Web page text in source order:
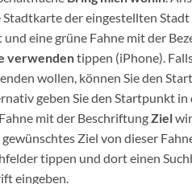
Stadtkarte der eingestellten
eine grüne Fahne mit der
verwendentippen (iPhone).
wollen, können Sie den
geben Sie den Startpunkt in
mit der BeschriftungZiel
gewünschtes Ziel von dieser
tippen und dort einen
eingeben.